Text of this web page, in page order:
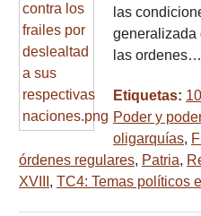
las
generalizada
las ordenes…
Etiquetas:
Poder y
oligarquías,
órdenes regulares, Patria,
XVIII , TC4: Temas políticos